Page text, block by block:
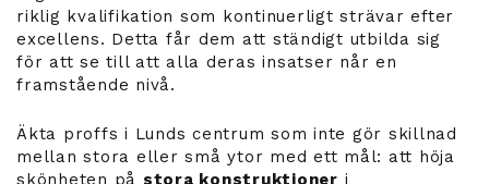
riklig kvalifikation som kontinuerligt strävar efter
excellens. Detta får dem att ständigt utbilda sig
för att se till att alla deras insatser når en
framstående nivå.
Äkta proffs i Lunds centrum som inte gör skillnad
mellan stora eller små ytor med ett mål: att höja